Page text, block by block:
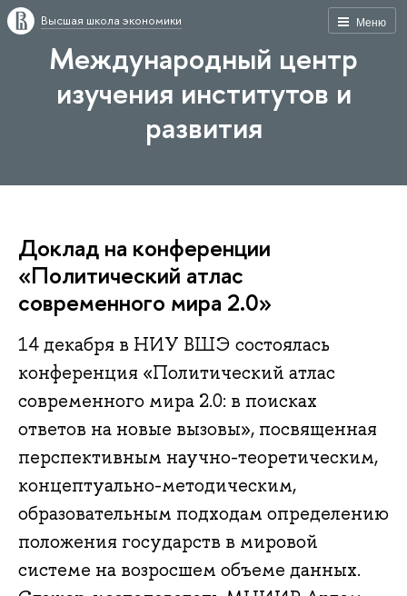
Меню
Высшая школа экономики
Международный центр
изучения институтов и
развития
Доклад на конференции
«Политический атлас
современного мира 2.0»
14 декабря в НИУ ВШЭ состоялась
конференция «Политический атлас
современного мира 2.0: в поисках
ответов на новые вызовы», посвященная
перспективным научно-теоретическим,
концептуально-методическим,
образовательным подходам определению
положения государств в мировой
системе на возросшем объеме данных.